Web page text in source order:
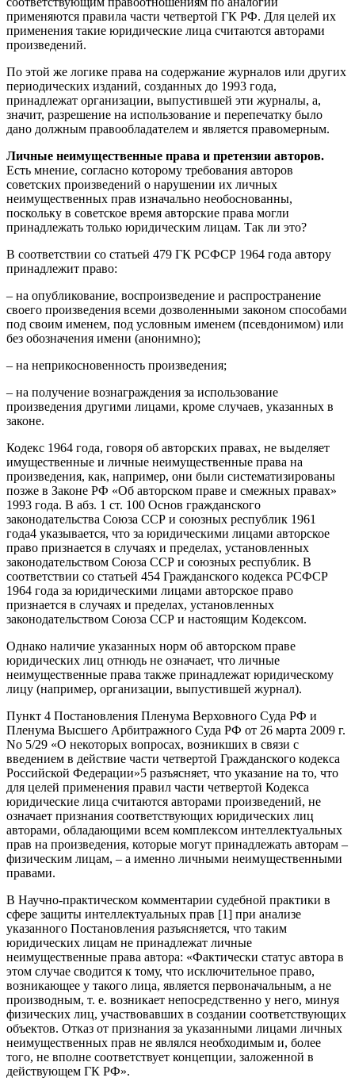
применяются правила части четвертой ГК РФ. Для целей их
применения такие юридические лица считаются авторами
произведений.
По этой же логике права на содержание журналов или других
периодических изданий, созданных до 1993 года,
принадлежат организации, выпустившей эти журналы, а,
значит, разрешение на использование и перепечатку было
дано должным правообладателем и является правомерным.
Личные неимущественные права и претензии авторов.
Есть мнение, согласно которому требования авторов
советских произведений о нарушении их личных
неимущественных прав изначально необоснованны,
поскольку в советское время авторские права могли
принадлежать только юридическим лицам. Так ли это?
В соответствии со статьей 479 ГК РСФСР 1964 года автору
принадлежит право:
– на опубликование, воспроизведение и распространение
своего произведения всеми дозволенными законом способами
под своим именем, под условным именем (псевдонимом) или
без обозначения имени (анонимно);
– на неприкосновенность произведения;
– на получение вознаграждения за использование
произведения другими лицами, кроме случаев, указанных в
законе.
Кодекс 1964 года, говоря об авторских правах, не выделяет
имущественные и личные неимущественные права на
произведения, как, например, они были систематизированы
позже в Законе РФ «Об авторском праве и смежных правах»
1993 года. В абз. 1 ст. 100 Основ гражданского
законодательства Союза ССР и союзных республик 1961
года4 указывается, что за юридическими лицами авторское
право признается в случаях и пределах, установленных
законодательством Союза ССР и союзных республик. В
соответствии со статьей 454 Гражданского кодекса РСФСР
1964 года за юридическими лицами авторское право
признается в случаях и пределах, установленных
законодательством Союза ССР и настоящим Кодексом.
Однако наличие указанных норм об авторском праве
юридических лиц отнюдь не означает, что личные
неимущественные права также принадлежат юридическому
лицу (например, организации, выпустившей журнал).
Пункт 4 Постановления Пленума Верховного Суда РФ и
Пленума Высшего Арбитражного Суда РФ от 26 марта 2009 г.
No 5/29 «О некоторых вопросах, возникших в связи с
введением в действие части четвертой Гражданского кодекса
Российской Федерации»5 разъясняет, что указание на то, что
для целей применения правил части четвертой Кодекса
юридические лица считаются авторами произведений, не
означает признания соответствующих юридических лиц
авторами, обладающими всем комплексом интеллектуальных
прав на произведения, которые могут принадлежать авторам –
физическим лицам, – а именно личными неимущественными
правами.
В Научно-практическом комментарии судебной практики в
сфере защиты интеллектуальных прав [1] при анализе
указанного Постановления разъясняется, что таким
юридических лицам не принадлежат личные
неимущественные права автора: «Фактически статус автора в
этом случае сводится к тому, что исключительное право,
возникающее у такого лица, является первоначальным, а не
производным, т. е. возникает непосредственно у него, минуя
физических лиц, участвовавших в создании соответствующих
объектов. Отказ от признания за указанными лицами личных
неимущественных прав не являлся необходимым и, более
того, не вполне соответствует концепции, заложенной в
действующем ГК РФ».